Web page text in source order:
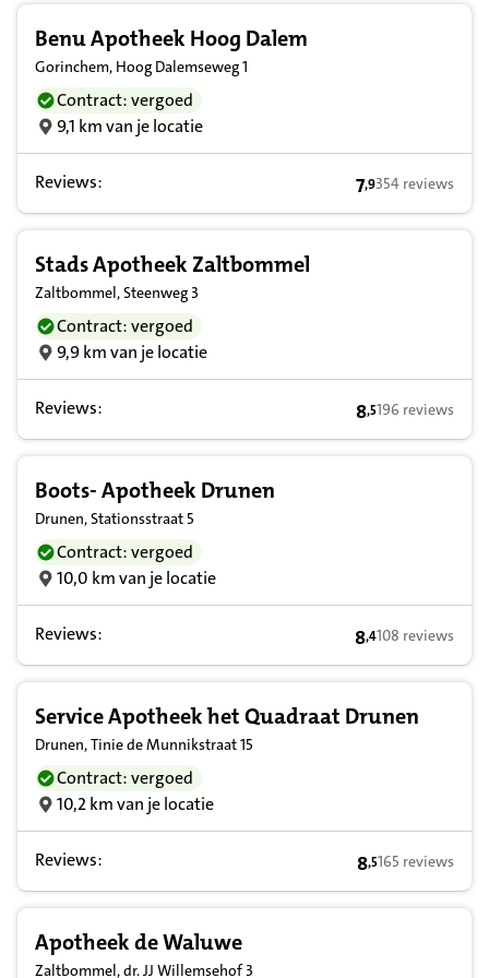
Benu Apotheek Hoog Dalem
Gorinchem, Hoog Dalemseweg 1
Contract: vergoed
9,1 km van je locatie
Reviews: 7,9 op basis van
7,9354 reviews
Stads Apotheek Zaltbommel
Zaltbommel, Steenweg 3
Contract: vergoed
9,9 km van je locatie
Reviews: 8,5 op basis van
8,5196 reviews
Boots- Apotheek Drunen
Drunen, Stationsstraat 5
Contract: vergoed
10,0 km van je locatie
Reviews: 8,4 op basis van
8,4108 reviews
Service Apotheek het Quadraat Drunen
Drunen, Tinie de Munnikstraat 15
Contract: vergoed
10,2 km van je locatie
Reviews: 8,5 op basis van
8,5165 reviews
Apotheek de Waluwe
Zaltbommel, dr. JJ Willemsehof 3